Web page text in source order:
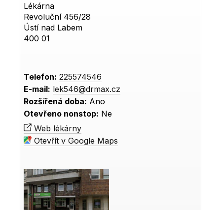
Lékárna
Revoluční 456/28
Ústí nad Labem
400 01
Telefon: 225574546
E-mail: lek546@drmax.cz
Rozšířená doba: Ano
Otevřeno nonstop: Ne
Web lékárny
Otevřít v Google Maps